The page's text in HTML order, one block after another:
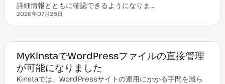
詳細情報とともに確認できるようになりま…
更新日
2026年07月28日
MyKinstaでWordPressファイルの直接管理
が可能になりました
Kinstaでは、WordPressサイトの運用にかかる手間を減ら